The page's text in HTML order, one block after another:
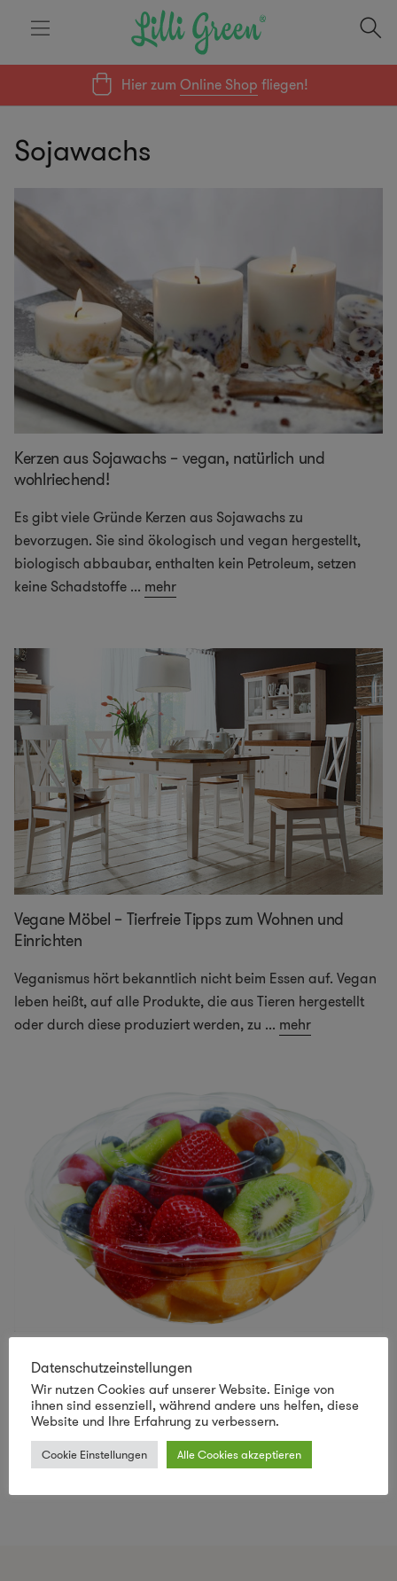
Hier zumOnline Shop fliegen!
Sojawachs
Kerzen aus Sojawachs – vegan, natürlich und
wohlriechend!
Es gibt viele Gründe Kerzen aus Sojawachs zu
bevorzugen. Sie sind ökologisch und vegan hergestellt,
biologisch abbaubar, enthalten kein Petroleum, setzen
keine Schadstoffe ... mehr
Vegane Möbel – Tierfreie Tipps zum Wohnen und
Einrichten
Veganismus hört bekanntlich nicht beim Essen auf. Vegan
leben heißt, auf alle Produkte, die aus Tieren hergestellt
oder durch diese produziert werden, zu ... mehr
biobasierte Materialien auf dem Vormarsch
Die Meldungen zu den knapper werdenden Ölressourcen
häufen sich. Obwohl ständig neue Vorkommen gefunden
werden, deren Erschließung sich mit den steigenden
Preisen (Verdreifachung...mehr
Datenschutzeinstellungen
Wir nutzen Cookies auf unserer Website. Einige von
ihnen sind essenziell, während andere uns helfen, diese
Website und Ihre Erfahrung zu verbessern.
Cookie Einstellungen Alle Cookies akzeptieren